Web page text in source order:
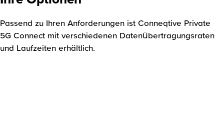
Passend zu Ihren Anforderungen ist Conneqtive Private
5G Connect mit verschiedenen Datenübertragungsraten
und Laufzeiten erhältlich.